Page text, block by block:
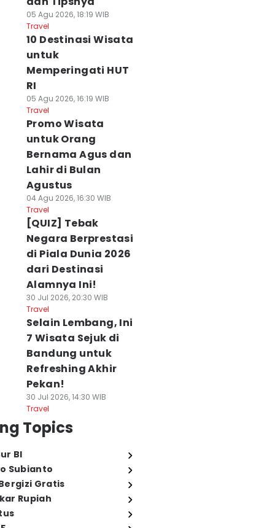
05 Agu 2026, 18:19 WIB
Travel
10 Destinasi Wisata
untuk
Memperingati HUT
RI
05 Agu 2026, 16:19 WIB
Travel
Promo Wisata
untuk Orang
Bernama Agus dan
Lahir di Bulan
Agustus
04 Agu 2026, 16:30 WIB
Travel
[QUIZ] Tebak
Negara Berprestasi
di Piala Dunia 2026
dari Destinasi
Alamnya Ini!
30 Jul 2026, 20:30 WIB
Travel
Selain Lembang, Ini
7 Wisata Sejuk di
Bandung untuk
Refreshing Akhir
Pekan!
30 Jul 2026, 14:30 WIB
Travel
Topics
BI
Subianto
Gratis
Rupiah